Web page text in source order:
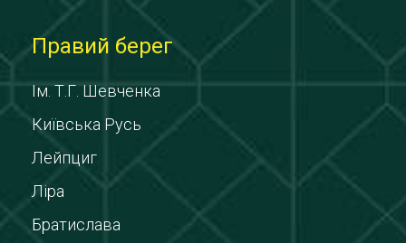
Правий берег
Ім. Т.Г. Шевченка
Київська Русь
Лейпциг
Ліра
Братислава